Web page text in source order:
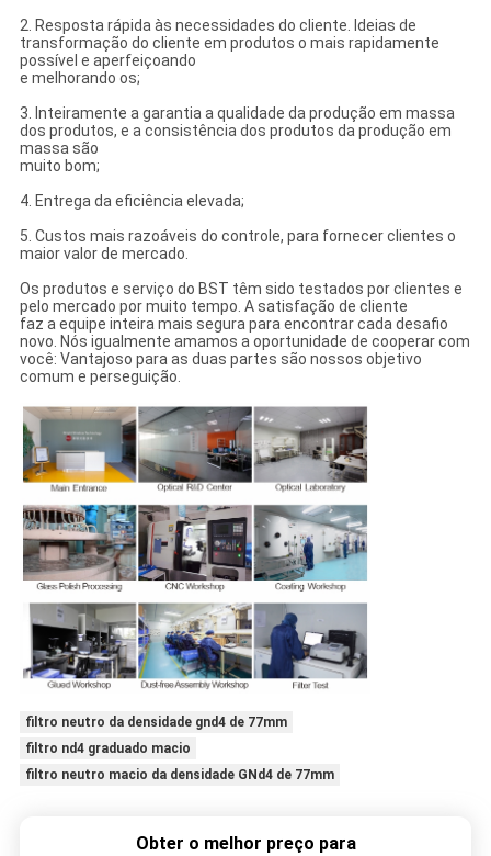
2. Resposta rápida às necessidades do cliente. Ideias de
transformação do cliente em produtos o mais rapidamente
possível e aperfeiçoando
e melhorando os;
3. Inteiramente a garantia a qualidade da produção em massa
dos produtos, e a consistência dos produtos da produção em
massa são
muito bom;
4. Entrega da eficiência elevada;
5. Custos mais razoáveis do controle, para fornecer clientes o
maior valor de mercado.
Os produtos e serviço do BST têm sido testados por clientes e
pelo mercado por muito tempo. A satisfação de cliente
faz a equipe inteira mais segura para encontrar cada desafio
novo. Nós igualmente amamos a oportunidade de cooperar com
você: Vantajoso para as duas partes são nossos objetivo
comum e perseguição.
filtro neutro da densidade gnd4 de 77mm
filtro nd4 graduado macio
filtro neutro macio da densidade GNd4 de 77mm
Obter o melhor preço para